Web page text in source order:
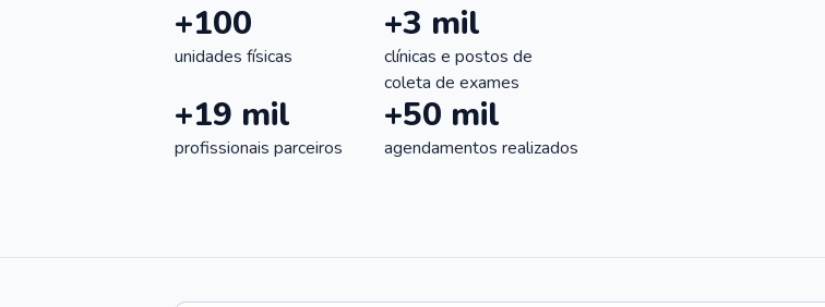
+100
unidades físicas
+3 mil
clínicas e postos de
coleta de exames
+19 mil
profissionais parceiros
+50 mil
agendamentos realizados